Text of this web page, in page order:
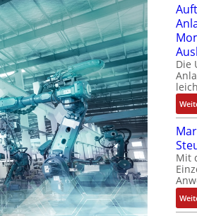
Die
Mit